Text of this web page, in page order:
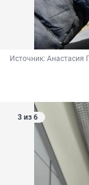
Источник: Анастасия
3 из 6